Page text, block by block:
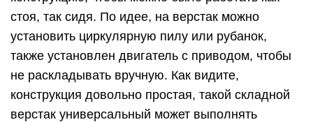
стоя, так сидя. По идее, на верстак можно
установить циркулярную пилу или рубанок,
также установлен двигатель с приводом, чтобы
не раскладывать вручную. Как видите,
конструкция довольно простая, такой складной
верстак универсальный может выполнять